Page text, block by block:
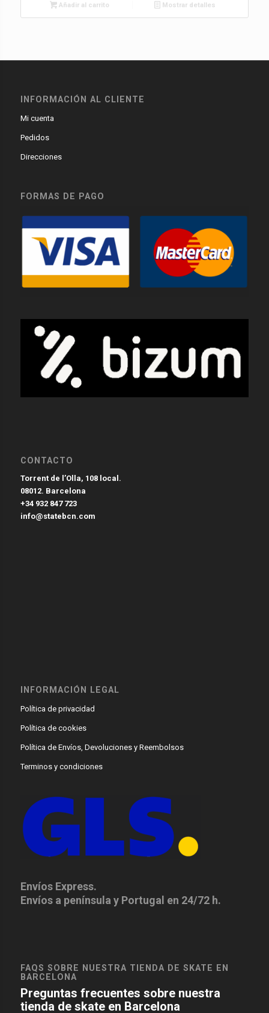
Añadir al carrito Mostrar detalles
INFORMACIÓN AL CLIENTE
Mi cuenta
Pedidos
Direcciones
FORMAS DE PAGO
CONTACTO
Torrent de l’Olla, 108 local.
08012. Barcelona
+34 932 847 723
info@statebcn.com
INFORMACIÓN LEGAL
Política de privacidad
Política de cookies
Política de Envíos, Devoluciones y Reembolsos
Terminos y condiciones
Envíos Express.
Envíos a península y Portugal en 24/72 h.
FAQS SOBRE NUESTRA TIENDA DE SKATE EN
BARCELONA
Preguntas frecuentes sobre nuestra
tienda de skate en Barcelona